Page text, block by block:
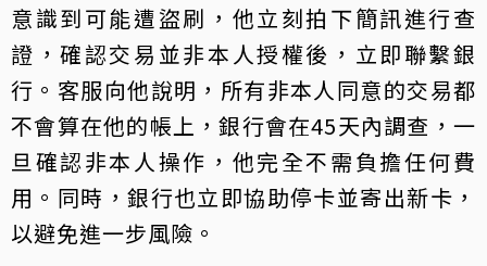
意識到可能遭盜刷，他立刻拍下簡訊進行查
證，確認交易並非本人授權後，立即聯繫銀
行。客服向他說明，所有非本人同意的交易都
不會算在他的帳上，銀行會在45天內調查，一
旦確認非本人操作，他完全不需負擔任何費
用。同時，銀行也立即協助停卡並寄出新卡，
以避免進一步風險。